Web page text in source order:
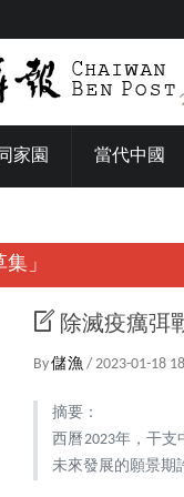
家園 當代中國
」
除滅疫癘弭
By儲漁 / 2023-01-18
摘要：
西曆2023年，干
未來發展的願景期